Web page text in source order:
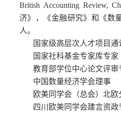
British Accounting Review,
济》，《金融研究》和《数
人。
国家级高层次人才项目通
国家社科基金专家库专家
教育部学位中心论文评审
中国数量经济学会理事
欧美同学会（总会）北
四川欧美同学会建言资政